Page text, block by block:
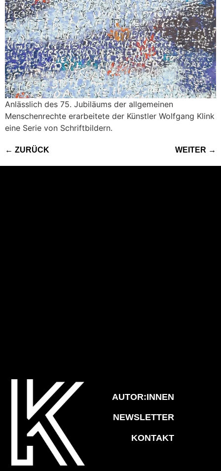
Anlässlich des 75. Jubiläums der allgemeinen
Menschenrechte erarbeitete der Künstler Wolfgang Klink
eine Serie von Schriftbildern.
← ZURÜCK WEITER →
AUTOR:INNEN
NEWSLETTER
KONTAKT